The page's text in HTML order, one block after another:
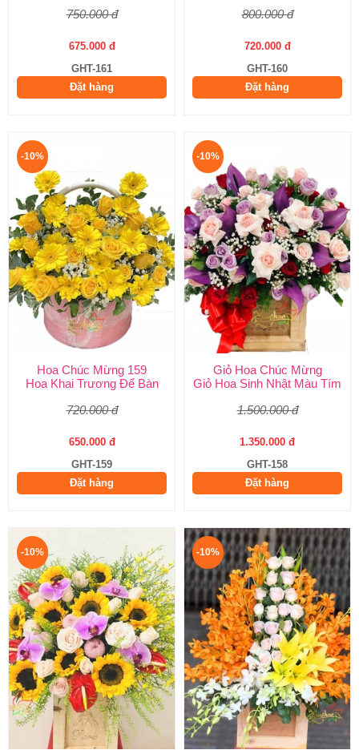
750.000 đ
675.000 đ
GHT-161
Đặt hàng
800.000 đ
720.000 đ
GHT-160
Đặt hàng
-10%
Hoa Chúc Mừng 159
Hoa Khai Trương Để Bàn
720.000 đ
650.000 đ
GHT-159
Đặt hàng
-10%
Giỏ Hoa Chúc Mừng
Giỏ Hoa Sinh Nhật Màu Tím
1.500.000 đ
1.350.000 đ
GHT-158
Đặt hàng
-10% -10%